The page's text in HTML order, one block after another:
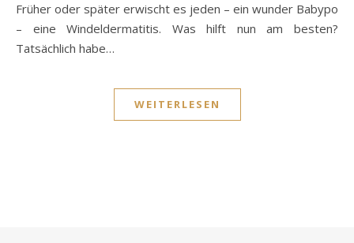
Früher oder später erwischt es jeden – ein wunder Babypo
– eine Windeldermatitis. Was hilft nun am besten?
Tatsächlich habe…
WEITERLESEN